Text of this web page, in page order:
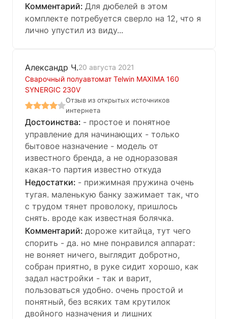
Для дюбелей в этом
комплекте потребуется сверло на 12, что я
лично упустил из виду...
Александр Ч.20 августа 2021
Сварочный полуавтомат Telwin MAXIMA 160
SYNERGIC 230V
Отзыв из открытых источников
интернета
- простое и понятное
управление для начинающих - только
бытовое назначение - модель от
известного бренда, а не одноразовая
какая-то партия известно откуда
- прижимная пружина очень
тугая. маленькую банку зажимает так, что
с трудом тянет проволоку, пришлось
снять. вроде как известная болячка.
дороже китайца, тут чего
спорить - да. но мне понравился аппарат:
не воняет ничего, выглядит добротно,
собран приятно, в руке сидит хорошо, как
задал настройки - так и варит,
пользоваться удобно. очень простой и
понятный, без всяких там крутилок
двойного назначения и лишних